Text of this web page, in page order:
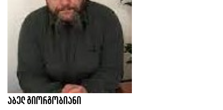
აბელ გიორგობიანი